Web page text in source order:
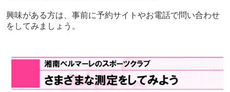
興味がある方は、事前に予約サイトやお電話で問い合わせ
をしてみましょう。